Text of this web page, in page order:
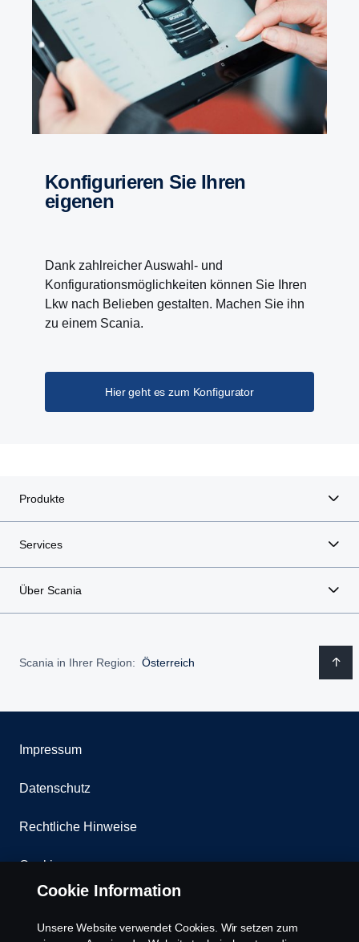
Konfigurieren Sie Ihren
eigenen
Dank zahlreicher Auswahl- und
Konfigurationsmöglichkeiten können Sie Ihren
Lkw nach Belieben gestalten. Machen Sie ihn
zu einem Scania.
Hier geht es zum Konfigurator
Produkte
Services
Über Scania
Scania in Ihrer Region: Österreich
Impressum
Datenschutz
Rechtliche Hinweise
Cookies
Cookie Information
Unsere Website verwendet Cookies. Wir setzen zum